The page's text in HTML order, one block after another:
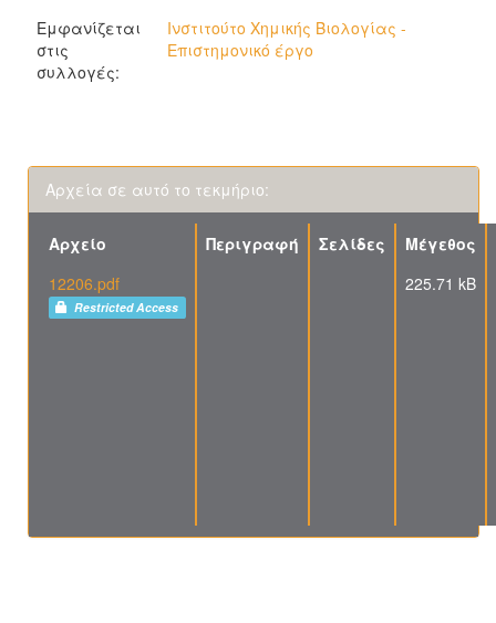
Εμφανίζεται
στις
συλλογές:
Ινστιτούτο Χημικής Βιολογίας -
Επιστημονικό έργο
Αρχεία σε αυτό το τεκμήριο:
Αρχείο Περιγραφή Σελίδες
Μέγεθος
12206.pdf
Restricted Access
225.71 kB